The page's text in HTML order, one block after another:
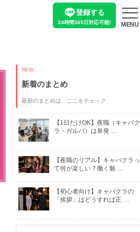
登録する
24時間365日対応可能! MENU
NEW
新着のまとめ
最新のまとめは、ここをチェック
【1日だけOK】夜職（キャバク
ラ・ガルバ）は単発 …
【夜職のリアル】キャバクラっ
て何が楽しい？働く魅 …
【初心者向け】キャバクラの
「挨拶」はどうすれば正 …